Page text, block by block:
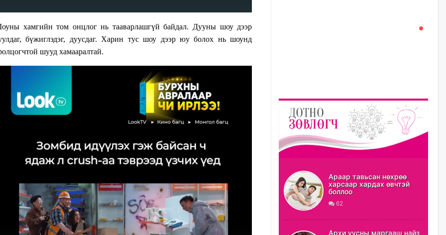
хамгийн том онцлог нь тааварлашгүй байдал. Дууны шоу дээр
бүжиглэдэг, дуусдаг. Харин тус шоу дээр юу болох нь шоунд
шууд хамааралтай.
5 цагийн өмнө
Нийслэлийн цэцэрлэгт
хамрагдах I шатны бүртгэл
эхлэхэд ГУРАВ хоног үлдлээ
Энэ оны эхний долоон сард
нийт 5,202,315 зөрчил
бүртгэгджээ
Араар тавьсан нөхрөө
харсаар хардах өвчтэй
боллоо
62
Архи уусны маргааш найз